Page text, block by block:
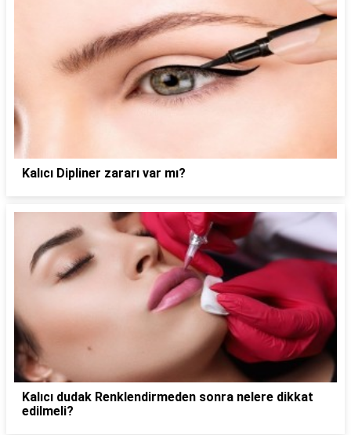
Kalıcı Dipliner zararı var mı?
Kalıcı dudak Renklendirmeden sonra nelere dikkat
edilmeli?